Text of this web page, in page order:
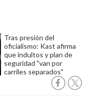
Tras presión del
oficialismo: Kast afirma
que indultos y plan de
seguridad "van por
carriles separados"